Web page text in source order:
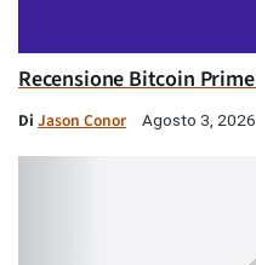
Recensione Bitcoin
Di Jason Conor Agosto 3, 2026